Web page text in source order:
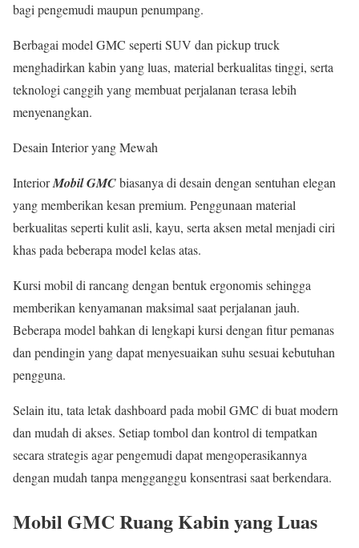
bagi pengemudi maupun penumpang.
Berbagai model GMC seperti SUV dan pickup truck
menghadirkan kabin yang luas, material berkualitas tinggi, serta
teknologi canggih yang membuat perjalanan terasa lebih
menyenangkan.
Desain Interior yang Mewah
InteriorMobil GMCbiasanya di desain dengan sentuhan elegan
yang memberikan kesan premium. Penggunaan material
berkualitas seperti kulit asli, kayu, serta aksen metal menjadi ciri
khas pada beberapa model kelas atas.
Kursi mobil di rancang dengan bentuk ergonomis sehingga
memberikan kenyamanan maksimal saat perjalanan jauh.
Beberapa model bahkan di lengkapi kursi dengan fitur pemanas
dan pendingin yang dapat menyesuaikan suhu sesuai kebutuhan
pengguna.
Selain itu, tata letak dashboard pada mobil GMC di buat modern
dan mudah di akses. Setiap tombol dan kontrol di tempatkan
secara strategis agar pengemudi dapat mengoperasikannya
dengan mudah tanpa mengganggu konsentrasi saat berkendara.
Mobil GMC Ruang Kabin yang Luas